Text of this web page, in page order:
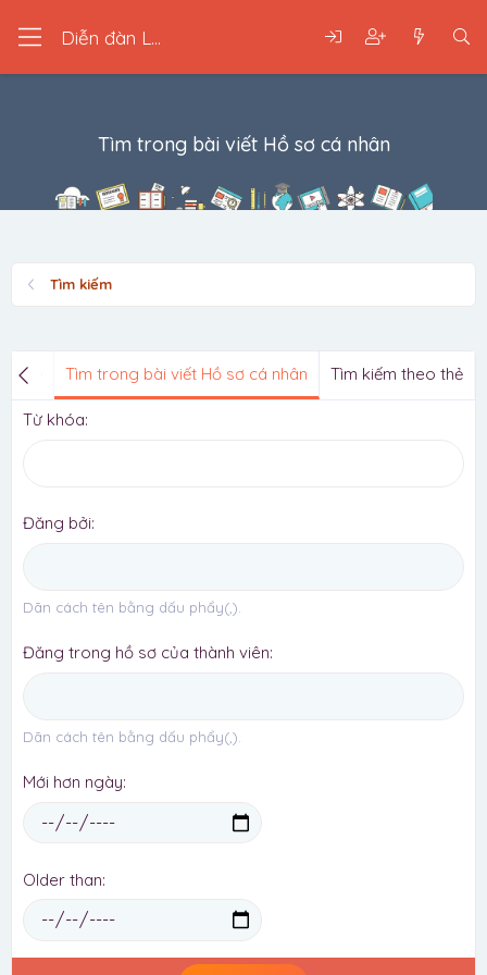
Diễn đàn LGBT
Tìm trong bài viết Hồ sơ cá nhân
Tìm kiếm
đề Tìm trong bài viết Hồ sơ cá nhân Tìm kiếm theo thẻ
Từ khóa
Đăng bởi
Dãn cách tên bằng dấu phẩy(,).
Đăng trong hồ sơ của thành viên
Dãn cách tên bằng dấu phẩy(,).
Mới hơn ngày
Older than